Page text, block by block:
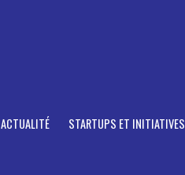
ACTUALITÉ STARTUPS ET INITIATIVES